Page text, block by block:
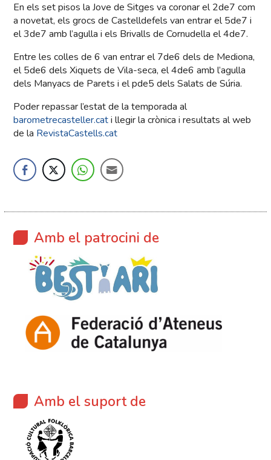
En els set pisos la Jove de Sitges va coronar el 2de7 com
a novetat, els grocs de Castelldefels van entrar el 5de7 i
el 3de7 amb l’agulla i els Brivalls de Cornudella el 4de7.
Entre les colles de 6 van entrar el 7de6 dels de Mediona,
el 5de6 dels Xiquets de Vila-seca, el 4de6 amb l’agulla
dels Manyacs de Parets i el pde5 dels Salats de Súria.
Poder repassar l’estat de la temporada al
barometrecasteller.cati llegir la crònica i resultats al web
de la RevistaCastells.cat
Amb el patrocini de
Amb el suport de